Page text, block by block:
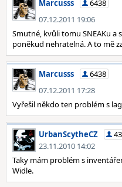
Marcusss
6438
07.12.2011 19:06
Smutné, kvůli tomu SNEAKu a
poněkud nehratelná. A to mě
Marcusss
6438
07.12.2011 17:28
Vyřešil někdo ten problém s
UrbanScytheCZ
23.11.2010 14:02
Taky mám problém s
Widle.